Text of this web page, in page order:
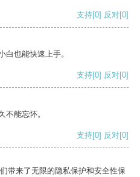
支持[0] 反对[0]
白也能快速上手。
支持[0] 反对[0]
不能忘怀。
支持[0] 反对[0]
带来了无限的隐私保护和安全性保